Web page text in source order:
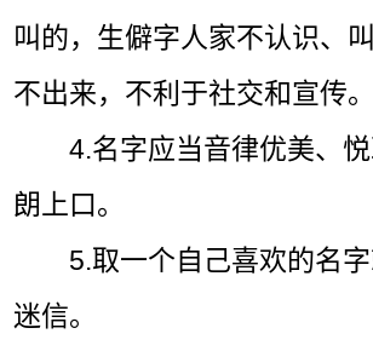
叫的，生僻字人家不认识、
不出来，不利于社交和宣传。
4.名字应当音律优美、
朗上口。
5.取一个自己喜欢的名
迷信。